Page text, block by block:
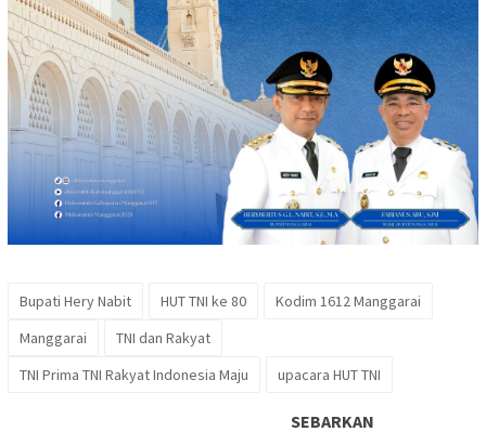
Bupati Hery Nabit HUT TNI ke 80
Kodim 1612 Manggarai
Manggarai
TNI dan Rakyat
TNI Prima TNI Rakyat Indonesia Maju
upacara HUT TNI
SEBARKAN